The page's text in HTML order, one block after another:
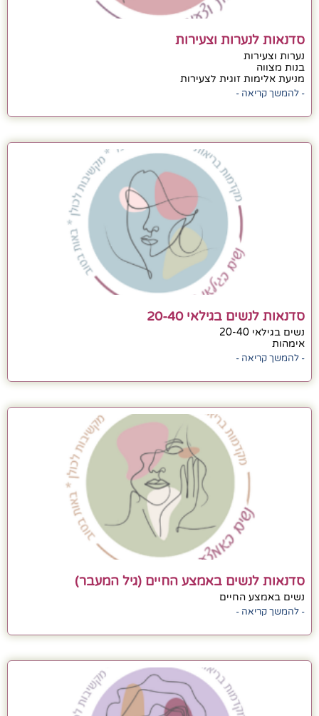
סדנאות לנערות וצעירות
נערות וצעירות
בנות מצווה
מניעת אלימות זוגית לצעירות
- להמשך קריאה -
סדנאות לנשים בגילאי 20-40
נשים בגילאי 20-40
אימהות
- להמשך קריאה -
סדנאות לנשים באמצע החיים (גיל המעבר)
נשים באמצע החיים
- להמשך קריאה -